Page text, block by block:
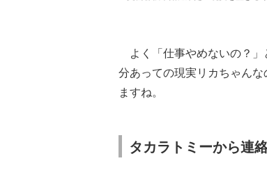
よく「仕事やめないの？」
分あっての現実リカちゃん
ますね。
タカラトミーから連